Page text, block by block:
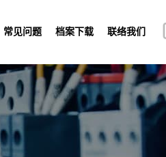
常见问题 档案下载 联络我们